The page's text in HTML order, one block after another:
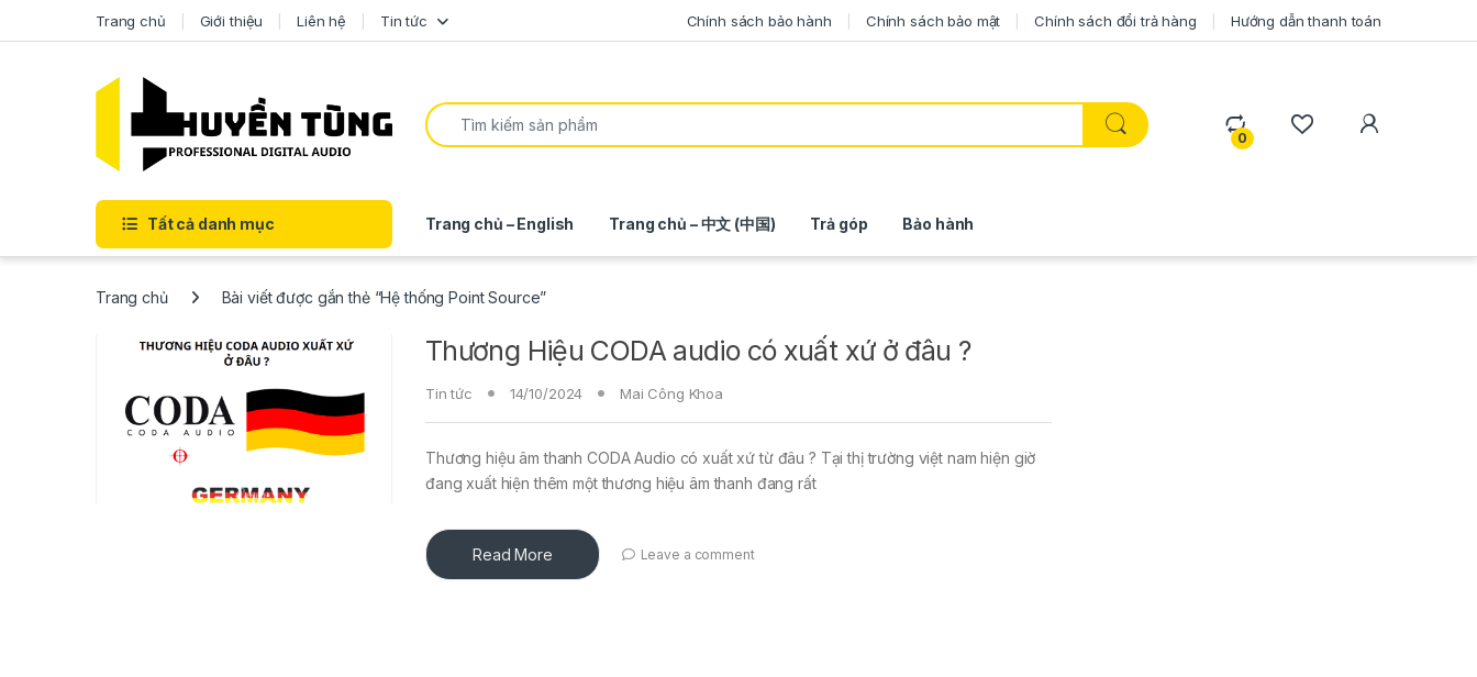
Trang chủ Giới thiệu Liên hệ Tin tức Chính sách bảo hành Chính sách bảo mật Chính sách đổi trả hàng Hướng dẫn thanh toán
0
Tất cả danh mục Trang chủ – English Trang chủ – 中文 (中国) Trả góp Bảo hành
Trang chủ Bài viết được gắn thẻ “Hệ thống Point Source”
Thương Hiệu CODA audio có xuất xứ ở đâu ?
Tin tức 14/10/2024 Mai Công Khoa
Thương hiệu âm thanh CODA Audio có xuất xứ từ đâu ? Tại thị trường việt nam hiện giờ
đang xuất hiện thêm một thương hiệu âm thanh đang rất
Read More Leave a comment